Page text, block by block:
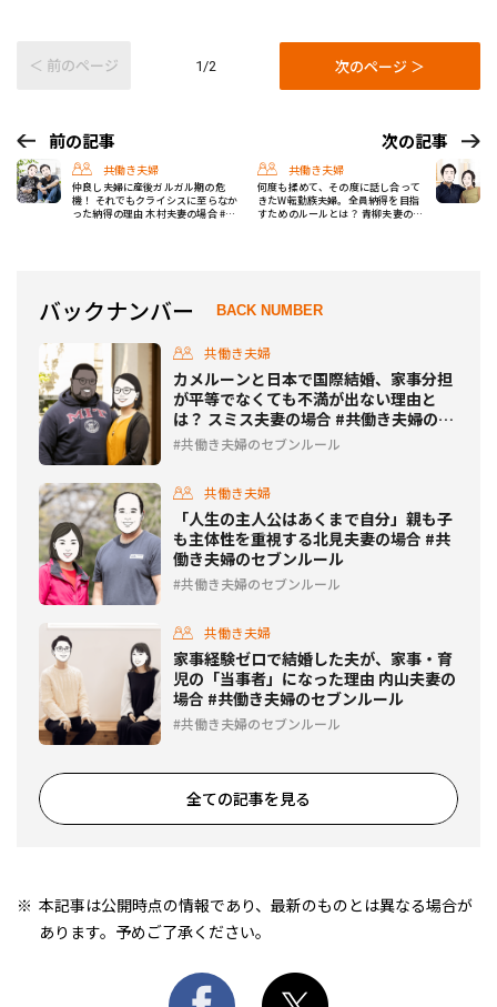
＜ 前のページ 1/2 次のページ ＞
前の記事
共働き夫婦
仲良し夫婦に産後ガルガル期の危
機！ それでもクライシスに至らなか
った納得の理由 木村夫妻の場合 #共
次の記事
共働き夫婦
何度も揉めて、その度に話し合って
きたW転勤族夫婦。全員納得を目指
すためのルールとは？ 青柳夫妻の場
バックナンバー BACK NUMBER
共働き夫婦
カメルーンと日本で国際結婚、家事分担
が平等でなくても不満が出ない理由と
は？ スミス夫妻の場合 #共働き夫婦のセ
ブンルール
共働き夫婦のセブンルール
共働き夫婦
「人生の主人公はあくまで自分」親も子
も主体性を重視する北見夫妻の場合 #共
働き夫婦のセブンルール
共働き夫婦のセブンルール
共働き夫婦
家事経験ゼロで結婚した夫が、家事・育
児の「当事者」になった理由 内山夫妻の
場合 #共働き夫婦のセブンルール
共働き夫婦のセブンルール
全ての記事を見る
本記事は公開時点の情報であり、最新のものとは異なる場合が
あります。予めご了承ください。